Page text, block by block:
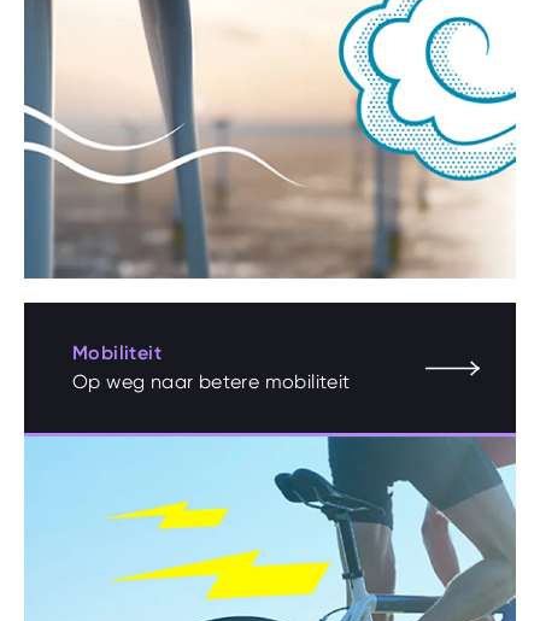
Mobiliteit
Op weg naar betere mobiliteit